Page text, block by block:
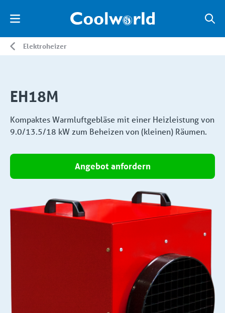
Elektroheizer
EH18M
Kompaktes Warmluftgebläse mit einer Heizleistung von
9.0/13.5/18 kW zum Beheizen von (kleinen) Räumen.
Angebot anfordern